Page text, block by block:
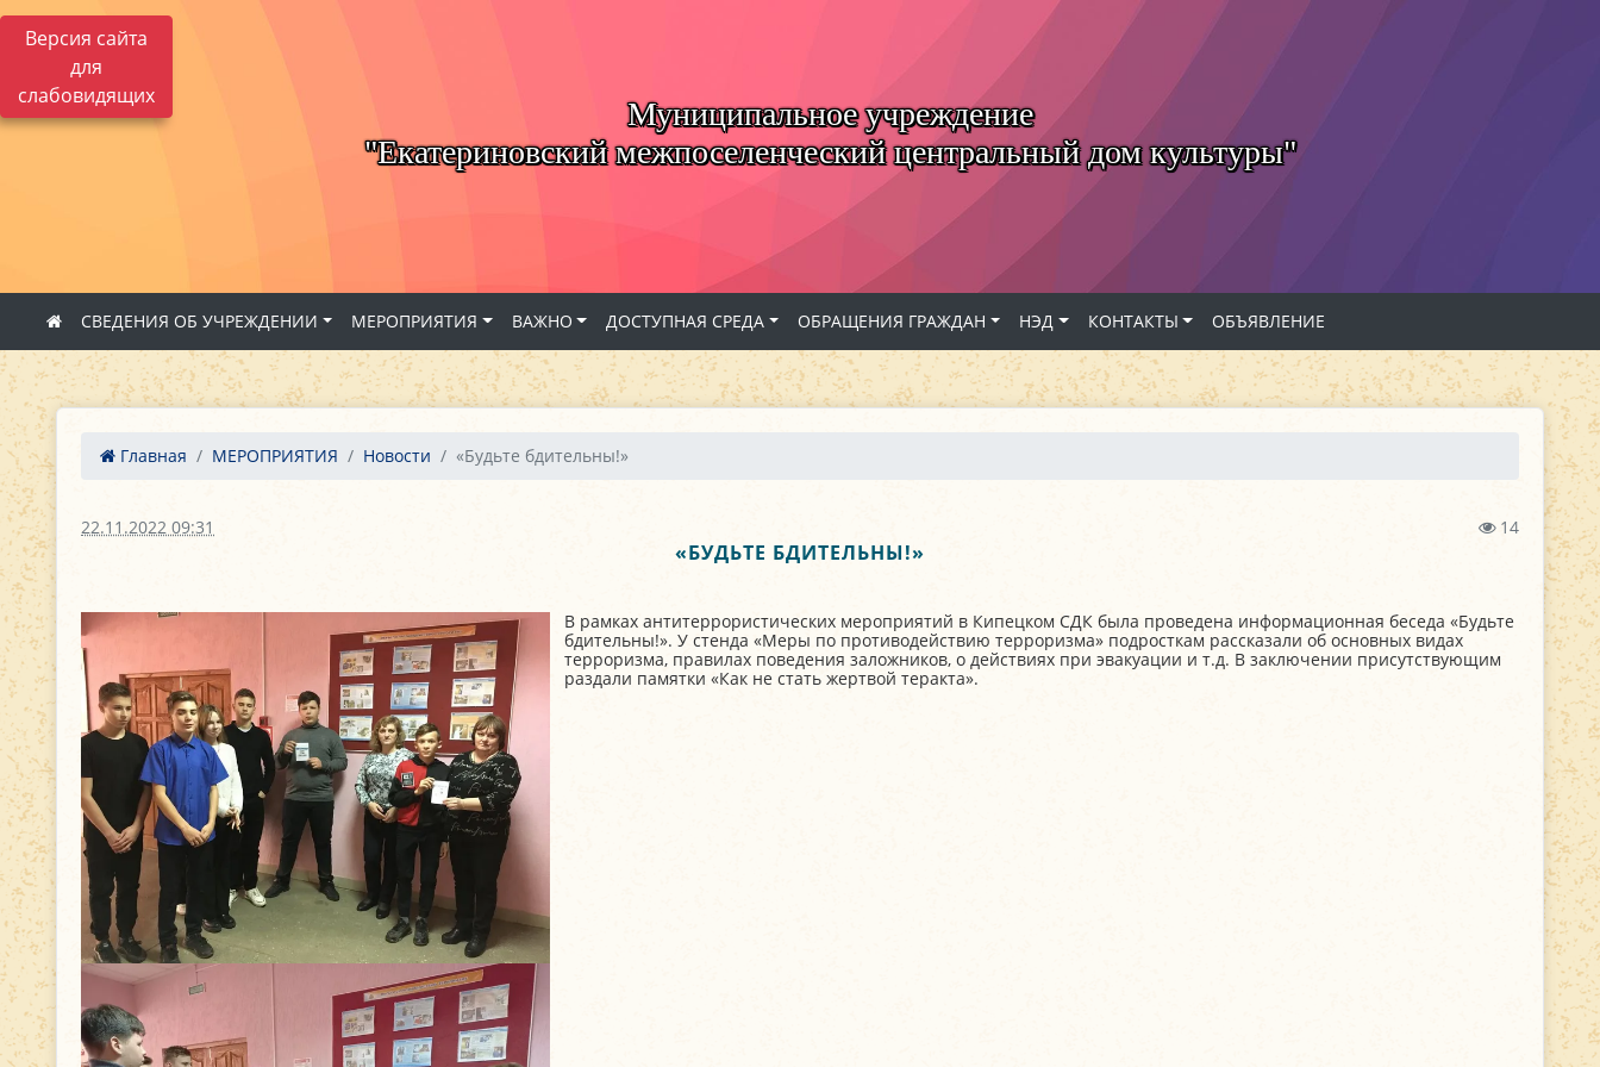
Версия сайта
для
слабовидящих
Муниципальное учреждение
"Екатериновский межпоселенческий центральный дом культуры"
СВЕДЕНИЯ ОБ УЧРЕЖДЕНИИ МЕРОПРИЯТИЯ ВАЖНО ДОСТУПНАЯ СРЕДА ОБРАЩЕНИЯ ГРАЖДАН НЭД КОНТАКТЫ ОБЪЯВЛЕНИЕ
Главная МЕРОПРИЯТИЯ Новости «Будьте бдительны!»
22.11.2022 09:31 14
«БУДЬТЕ БДИТЕЛЬНЫ!»
В рамках антитеррористических мероприятий в Кипецком СДК была проведена информационная беседа «Будьте
бдительны!». У стенда «Меры по противодействию терроризма» подросткам рассказали об основных видах
терроризма, правилах поведения заложников, о действиях при эвакуации и т.д. В заключении присутствующим
раздали памятки «Как не стать жертвой теракта».